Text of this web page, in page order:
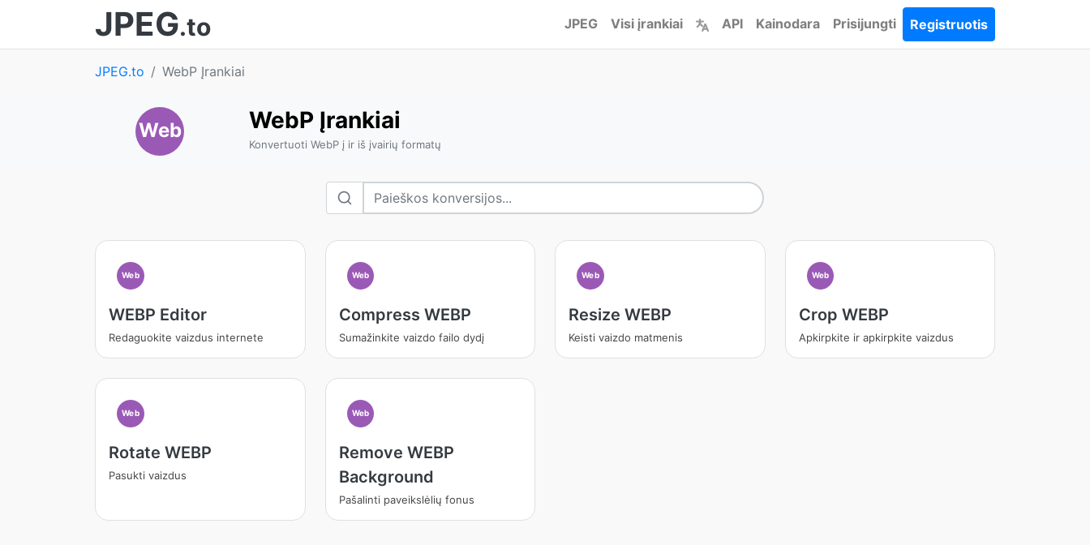
JPEG.to JPEG Visi įrankiai API Kainodara Prisijungti Registruotis
JPEG.to WebP Įrankiai
Web WebP Įrankiai
Konvertuoti WebP į ir iš įvairių formatų
Web
WEBP Editor
Redaguokite vaizdus internete
Web
Compress WEBP
Sumažinkite vaizdo failo dydį
Web
Resize WEBP
Keisti vaizdo matmenis
Web
Crop WEBP
Apkirpkite ir apkirpkite vaizdus
Web
Rotate WEBP
Pasukti vaizdus
Web
Remove WEBP
Background
Pašalinti paveikslėlių fonus